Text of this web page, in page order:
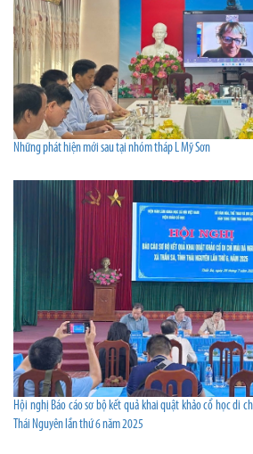
Những phát hiện mới sau tại nhóm tháp L Mỹ Sơn
Hội nghị Báo cáo sơ bộ kết quả khai quật khảo cổ học di
Thái Nguyên lần thứ 6 năm 2025